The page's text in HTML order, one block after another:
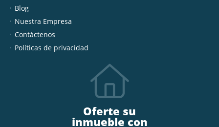
Blog
Nuestra Empresa
Contáctenos
Políticas de privacidad
Oferte su
inmueble con